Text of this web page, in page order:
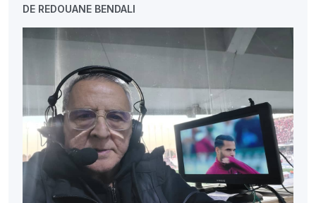
DE REDOUANE BENDALI